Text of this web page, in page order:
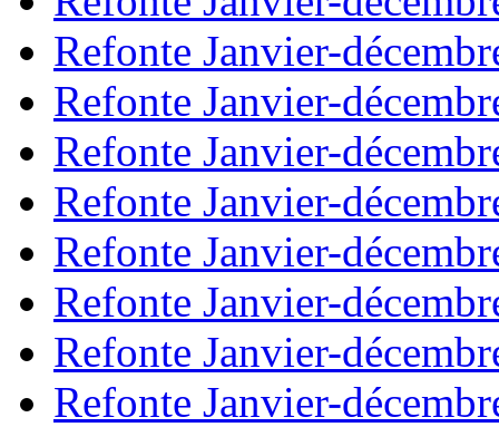
Refonte Janvier-
Refonte Janvier-
Refonte Janvier-
Refonte Janvier-
Refonte Janvier-
Refonte Janvier-
Refonte Janvier-
Refonte Janvier-